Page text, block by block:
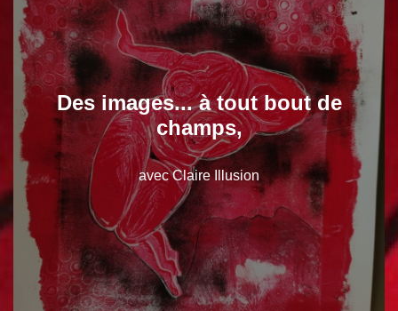
Des images... à tout bout de
champs,
avec Claire Illusion